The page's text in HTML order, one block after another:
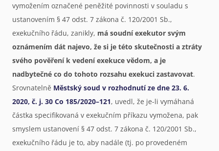
vymožením označené peněžité povinnosti v souladu s
ustanovením § 47 odst. 7 zákona č. 120/2001 Sb.,
exekučního řádu, zanikly, má soudní exekutor svým
oznámením dát najevo, že si je této skutečnosti a ztráty
svého pověření k vedení exekuce vědom, a je
nadbytečné co do tohoto rozsahu exekuci zastavovat.
Srovnatelně Městský soud v rozhodnutí ze dne 23. 6.
2020, č. j. 30 Co 185/2020–121, uvedl, že je-li vymáhaná
částka specifikovaná v exekučním příkazu vymožena, pak
smyslem ustanovení § 47 odst. 7 zákona č. 120/2001 Sb.,
exekučního řádu je to, aby nadále (tj. po provedeném